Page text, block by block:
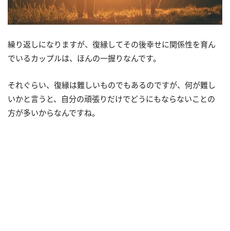
繰り返しになりますが、復縁してその後幸せに関係性を育ん
でいるカップルは、ほんの一握りなんです。
それぐらい、復縁は難しいものでもあるのですが、何が難し
いかと言うと、自分の頑張りだけでどうにもならないことの
方が多いからなんですね。